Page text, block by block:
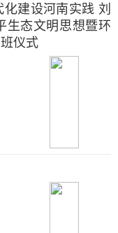
建设河南实践 刘
生态文明思想暨环
仪式